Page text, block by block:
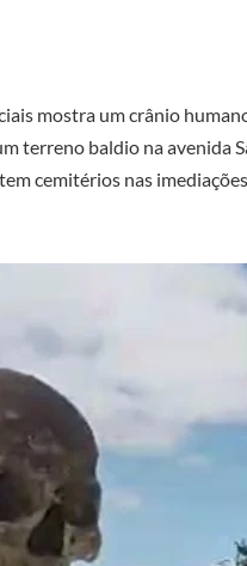
mostra um crânio
terreno baldio na avenida
cemitérios nas